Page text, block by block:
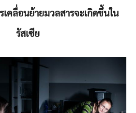
เคลื่อนย้ายมวลสารจะเกิดขึ้นใน
รัสเซีย